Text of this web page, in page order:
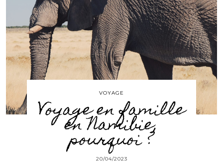
VOYAGE
Voyage en famille
en Namibie,
pourquoi ?
20/04/2023